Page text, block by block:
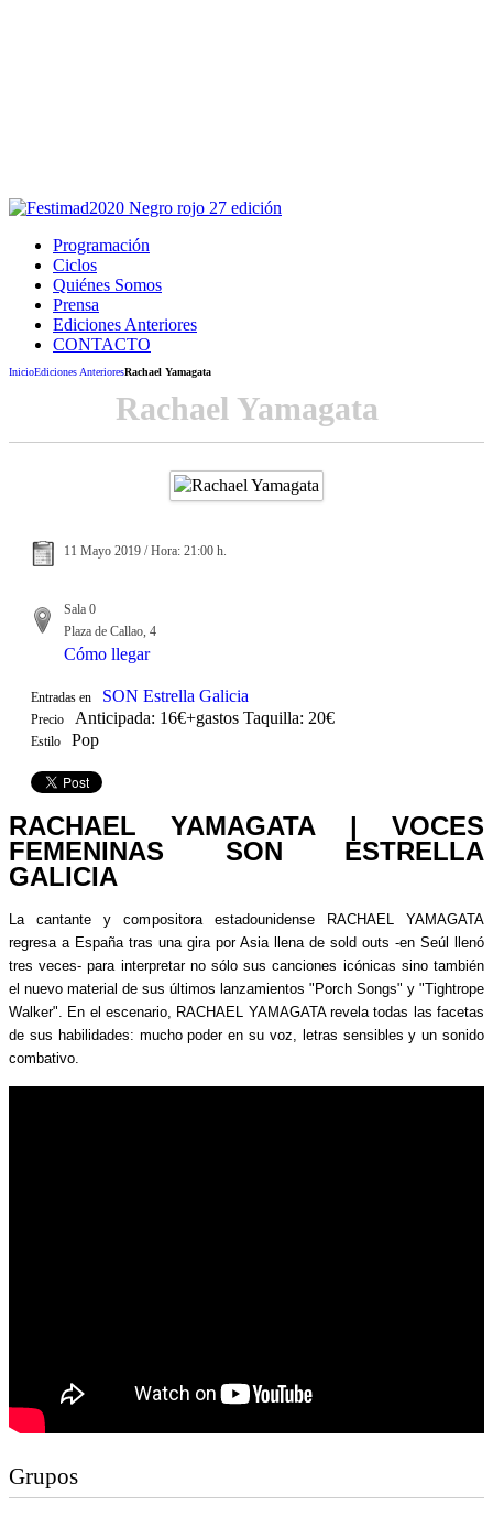
Programación
Ciclos
Quiénes Somos
Prensa
Ediciones Anteriores
CONTACTO
InicioEdiciones AnterioresRachael Yamagata
Rachael Yamagata
11 Mayo 2019 / Hora: 21:00 h.
Sala 0
Plaza de Callao, 4
Cómo llegar
Entradas en SON Estrella Galicia
Precio Anticipada: 16€+gastos Taquilla: 20€
Estilo Pop
RACHAEL YAMAGATA | VOCES
FEMENINAS SON ESTRELLA
GALICIA
La cantante y compositora estadounidense RACHAEL YAMAGATA
regresa a España tras una gira por Asia llena de sold outs -en Seúl llenó
tres veces- para interpretar no sólo sus canciones icónicas sino también
el nuevo material de sus últimos lanzamientos "Porch Songs" y "Tightrope
Walker". En el escenario, RACHAEL YAMAGATA revela todas las facetas
de sus habilidades: mucho poder en su voz, letras sensibles y un sonido
combativo.
Grupos